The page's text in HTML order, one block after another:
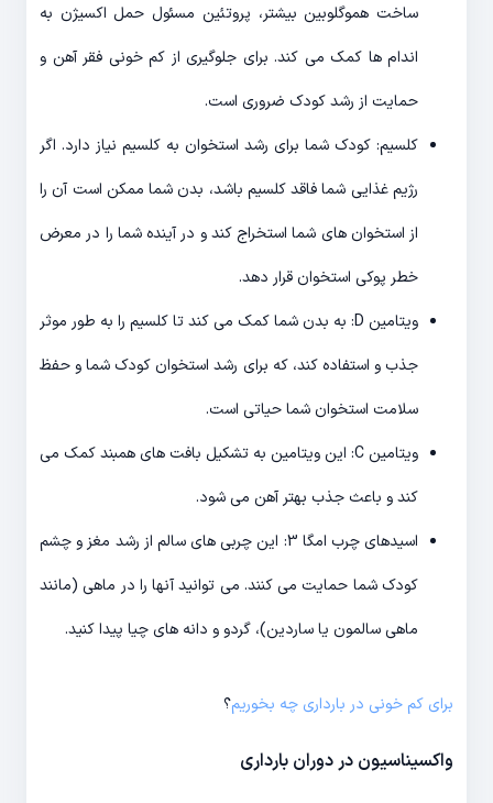
ساخت هموگلوبین بیشتر، پروتئین مسئول حمل اکسیژن به
اندام ها کمک می کند. برای جلوگیری از کم خونی فقر آهن و
حمایت از رشد کودک ضروری است.
کلسیم: کودک شما برای رشد استخوان به کلسیم نیاز دارد. اگر
رژیم غذایی شما فاقد کلسیم باشد، بدن شما ممکن است آن را
از استخوان های شما استخراج کند و در آینده شما را در معرض
خطر پوکی استخوان قرار دهد.
ویتامین D: به بدن شما کمک می کند تا کلسیم را به طور موثر
جذب و استفاده کند، که برای رشد استخوان کودک شما و حفظ
سلامت استخوان شما حیاتی است.
ویتامین C: این ویتامین به تشکیل بافت های همبند کمک می
کند و باعث جذب بهتر آهن می شود.
اسیدهای چرب امگا 3: این چربی های سالم از رشد مغز و چشم
کودک شما حمایت می کنند. می توانید آنها را در ماهی (مانند
ماهی سالمون یا ساردین)، گردو و دانه های چیا پیدا کنید.
برای کم خونی در بارداری چه بخوریم؟
واکسیناسیون در دوران بارداری